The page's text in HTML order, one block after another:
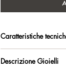
Caratteristiche
trattamento
Descrizione Gioielli